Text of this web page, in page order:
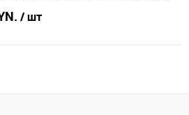
/ шт